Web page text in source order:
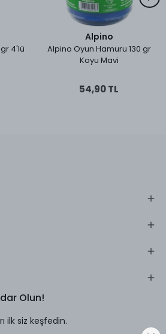
4'lü
Alpino
Alpino Oyun Hamuru 130 gr
Koyu Mavi
54,90 TL
Olun!
ilk siz keşfedin.